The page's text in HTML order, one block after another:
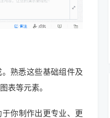
熟悉这些基础组件及
图表等元素。
你制作出更专业、更